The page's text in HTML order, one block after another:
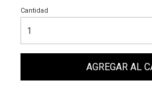
Cantidad
AGREGAR AL